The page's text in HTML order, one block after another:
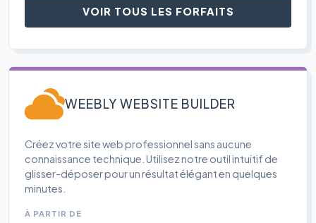
VOIR TOUS LES FORFAITS
WEEBLY WEBSITE BUILDER
Créez votre site web professionnel sans aucune
connaissance technique. Utilisez notre outil intuitif de
glisser-déposer pour un résultat élégant en quelques
minutes.
À PARTIR DE